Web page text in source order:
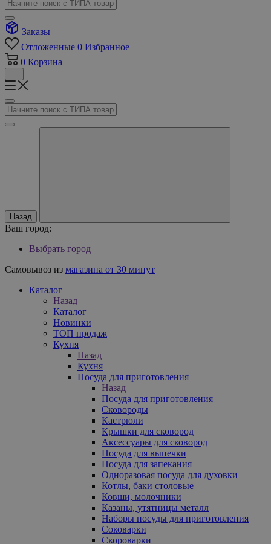
Заказы
Отложенные 0 Избранное
0 Корзина
Назад
Ваш город:
Выбрать город
Самовывоз из магазина от 30 минут
Каталог
Назад
Каталог
Новинки
ТОП продаж
Кухня
Назад
Кухня
Посуда для приготовления
Назад
Посуда для приготовления
Сковороды
Кастрюли
Крышки для сковород
Аксессуары для сковород
Посуда для выпечки
Посуда для запекания
Одноразовая посуда для духовки
Котлы, баки столовые
Ковши, молочники
Казаны, утятницы металл
Наборы посуды для приготовления
Соковарки
Скороварки